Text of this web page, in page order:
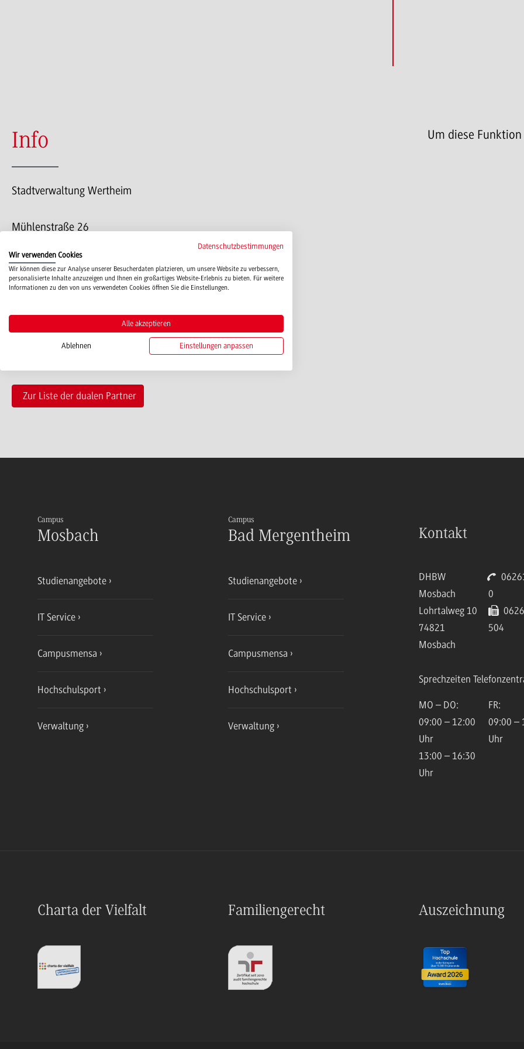
Info
Stadtverwaltung Wertheim
Mühlenstraße 26
stadtverwaltung[at]wertheim.de
Um diese
Zur Liste der dualen Partner
Campus
Mosbach
Studienangebote
IT Service
Campusmensa
Hochschulsport
Verwaltung
Campus
Bad Mergentheim
Studienangebote
IT Service
Campusmensa
Hochschulsport
Verwaltung
Kontakt
DHBW
Mosbach
Lohrtalweg 10
74821
Mosbach
0
504
Sprechzeiten
MO – DO:
09:00 – 12:00
Uhr
13:00 – 16:30
Uhr
FR:
09:00 –
Uhr
Charta der Vielfalt Familiengerecht Auszeichnung
Datenschutzbestimmungen
Wir verwenden Cookies
Wir können diese zur Analyse unserer Besucherdaten platzieren, um unsere Website zu verbessern,
personalisierte Inhalte anzuzeigen und Ihnen ein großartiges Website-Erlebnis zu bieten. Für weitere
Informationen zu den von uns verwendeten Cookies öffnen Sie die Einstellungen.
Alle akzeptieren
Ablehnen Einstellungen anpassen